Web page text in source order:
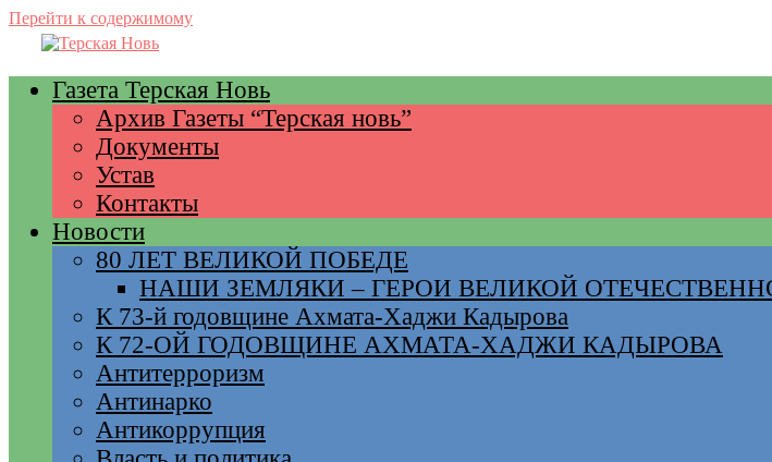
Перейти к содержимому
Газета Терская Новь
Архив Газеты “Терская новь”
Документы
Устав
Контакты
Новости
80 ЛЕТ ВЕЛИКОЙ ПОБЕДЕ
НАШИ ЗЕМЛЯКИ – ГЕРОИ ВЕЛИКОЙ
К 73-й годовщине Ахмата-Хаджи Кадырова
К 72-ОЙ ГОДОВЩИНЕ АХМАТА-ХАДЖИ КАДЫРОВА
Антитерроризм
Антинарко
Антикоррупция